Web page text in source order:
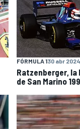
FÓRMULA 130 abr 2024
Ratzenberger,
de San Marino